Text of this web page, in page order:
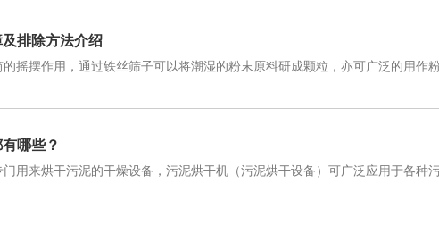
排除方法介绍
摇摆作用，通过铁丝筛子可以将潮湿的粉末原料研成颗粒，亦可广泛的用作
哪些？
用来烘干污泥的干燥设备，污泥烘干机（污泥烘干设备）可广泛应用于各种